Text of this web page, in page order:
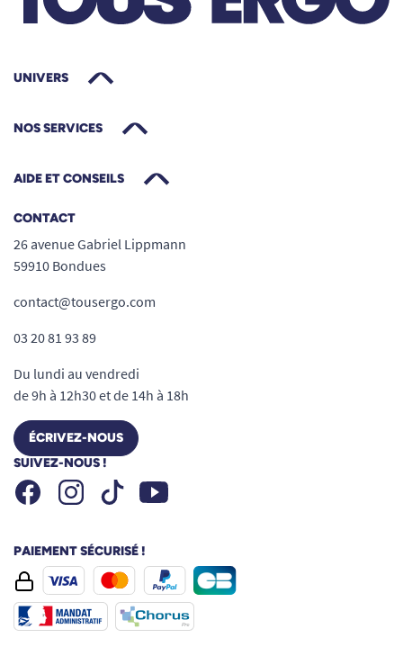
UNIVERS
NOS SERVICES
AIDE ET CONSEILS
CONTACT
26 avenue Gabriel Lippmann
59910 Bondues
contact@tousergo.com
03 20 81 93 89
Du lundi au vendredi
de 9h à 12h30 et de 14h à 18h
ÉCRIVEZ-NOUS
SUIVEZ-NOUS !
FacebookInstagramTiktok Youtube
PAIEMENT SÉCURISÉ !